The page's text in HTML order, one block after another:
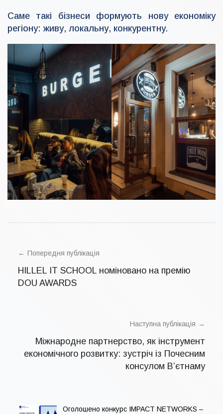
Саме такі бізнеси формують нову економіку
регіону: живу, локальну, конкурентну.
POST
NAVIGATION
Попередня публікація
HILLEL IT SCHOOL номіновано на премію
DOU AWARDS
Наступна публікація
Міжнародне партнерство, як інструмент
економічного розвитку: зустріч із Почесним
консулом В’єтнаму
Оголошено конкурс IMPACT NETWORKS –